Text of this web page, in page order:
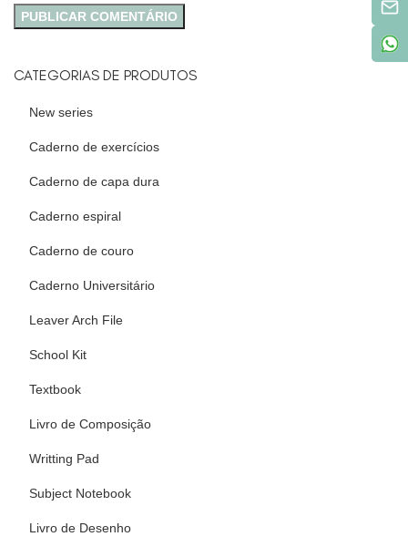
CATEGORIAS DE PRODUTOS
New series
Caderno de exercícios
Caderno de capa dura
Caderno espiral
Caderno de couro
Caderno Universitário
Leaver Arch File
School Kit
Textbook
Livro de Composição
Writting Pad
Subject Notebook
Livro de Desenho